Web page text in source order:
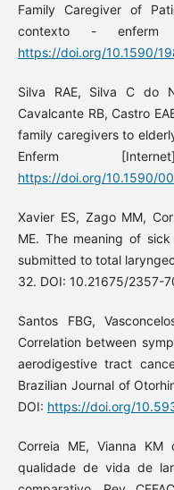
Family Caregiver of
contexto - enferm
https://doi.org/10.1590/
Silva RAE, Silva C do
Cavalcante RB, Castro
family caregivers to
Enferm
https://doi.org/10.1590/
Xavier ES, Zago MM,
ME. The meaning of
submitted to total
32. DOI: 10.21675/2357-
Santos FBG,
Correlation between
aerodigestive tract
Brazilian Journal of
DOI: https://doi.org/
Correia ME, Vianna
qualidade de vida de